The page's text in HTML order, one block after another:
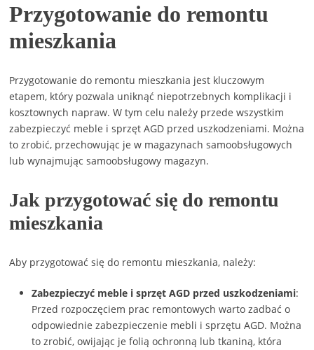
Przygotowanie do remontu
mieszkania
Przygotowanie do remontu mieszkania jest kluczowym
etapem, który pozwala uniknąć niepotrzebnych komplikacji i
kosztownych napraw. W tym celu należy przede wszystkim
zabezpieczyć meble i sprzęt AGD przed uszkodzeniami. Można
to zrobić, przechowując je w magazynach samoobsługowych
lub wynajmując samoobsługowy magazyn.
Jak przygotować się do remontu
mieszkania
Aby przygotować się do remontu mieszkania, należy:
Zabezpieczyć meble i sprzęt AGD przed uszkodzeniami:
Przed rozpoczęciem prac remontowych warto zadbać o
odpowiednie zabezpieczenie mebli i sprzętu AGD. Można
to zrobić, owijając je folią ochronną lub tkaniną, która